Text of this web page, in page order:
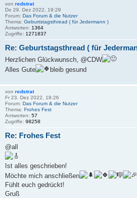
von redstrat
Do 29. Dez 2022, 19:29
Forum: Das Forum & die Nutzer
Thema: Geburtstagsthread ( für Jedermann )
Antworten: 1364
Zugriffe: 1271837
Re: Geburtstagsthread ( für
Herzlichen Glückwunsch, @CDW
Alles Gute
bleib gesund
von redstrat
Fr 23. Dez 2022, 18:26
Forum: Das Forum & die Nutzer
Thema: Frohes Fest
Antworten: 57
Zugriffe: 98258
Re: Frohes Fest
@all
Ist alles geschrieben!
Möchte mich anschließen
Fühlt euch gedrückt!
Gruß